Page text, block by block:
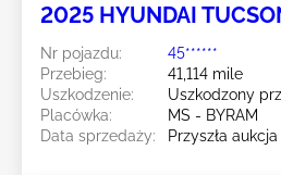
2025 HYUNDAI
Nr pojazdu:
45******
Przebieg:
41,114 mile
Uszkodzenie:
Uszkodzony
Placówka:
MS - BYRAM
Data sprzedaży:
Przyszła aukcja